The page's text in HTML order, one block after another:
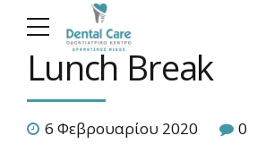
Lunch Break
6 Φεβρουαρίου 2020 0